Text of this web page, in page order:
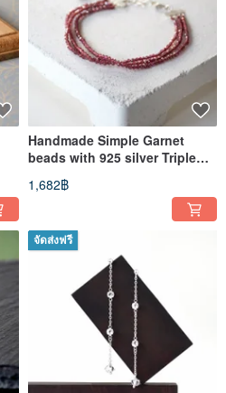
Handmade Simple Garnet
beads with 925 silver Triple
Bracelet, January Birthstone
1,682฿
จัดส่งฟรี